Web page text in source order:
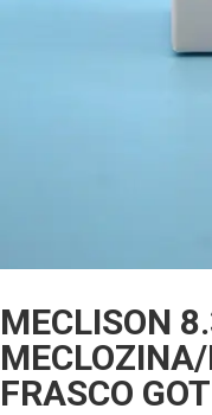
MECLISON
FRASCO